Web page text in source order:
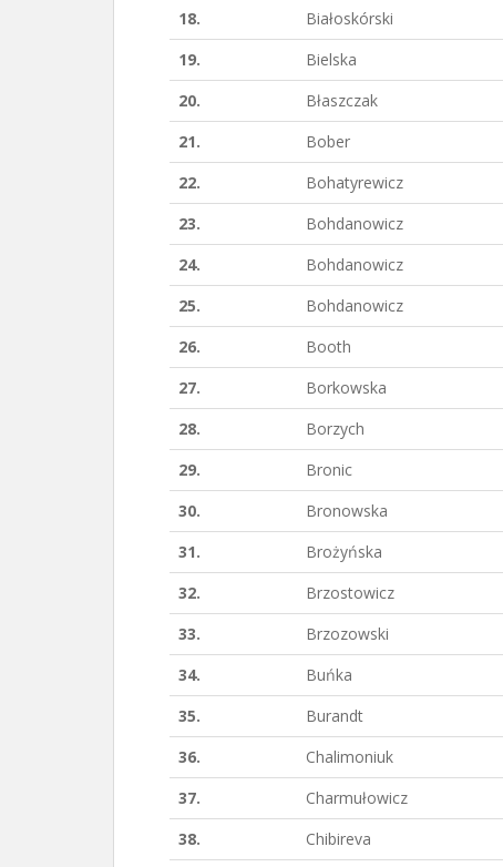
18.
Białoskórski
19.
Bielska
20.
Błaszczak
21.
Bober
22.
Bohatyrewicz
23.
Bohdanowicz
24.
Bohdanowicz
25.
Bohdanowicz
26.
Booth
27.
Borkowska
28.
Borzych
29.
Bronic
30.
Bronowska
31.
Brożyńska
32.
Brzostowicz
33.
Brzozowski
34.
Buńka
35.
Burandt
36.
Chalimoniuk
37.
Charmułowicz
38.
Chibireva